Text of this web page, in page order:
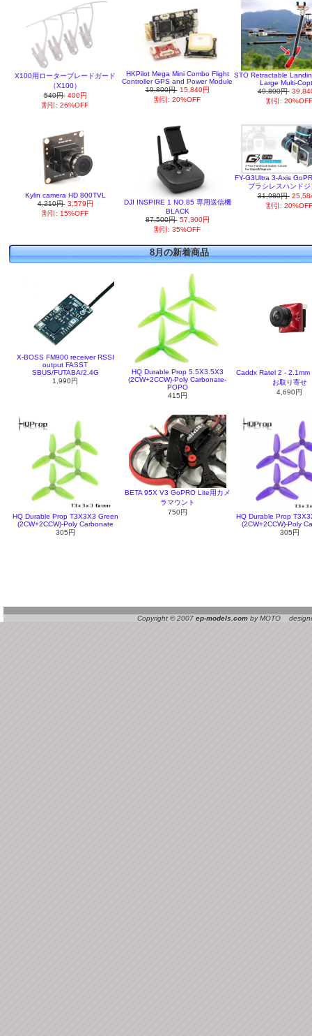
X100用ローターブレードガード
（X100）
540円 400円
割引: 26%OFF
HKPilot Mega Mini Combo Flight
Controller GPS and Power Module
19,800円 15,840円
割引: 20%OFF
STO Retractable
Large Multi-
49,800円
割引:
Kylin camera HD 800TVL
4,210円 3,579円
割引: 15%OFF
DJI INSPIRE 1 NO.85 専用送信機
BLACK
87,500円 57,300円
割引: 35%OFF
FY-G3Ultra 3-Axis
ブラシレスハンドジ
31,980円
割引:
8月の新着商品
X-BOSS FM900 receiver RSSI
output FASST
SBUS/FUTABA/2.4G
1,990円
HQ Durable Prop 5.5X3.5X3
(2CW+2CCW)-Poly Carbonate-
POPO
415円
Caddx Ratel 2 -
お取り寄せ
4,690円
HQ Durable Prop T3X3X3 Green
(2CW+2CCW)-Poly Carbonate
305円
BETA 95X V3 GoPRO Lite用カメ
ラマウント
750円
HQ Durable Prop
(2CW+2CCW)-Poly
305円
Copyright © 2007 ep-models.com by MOTO